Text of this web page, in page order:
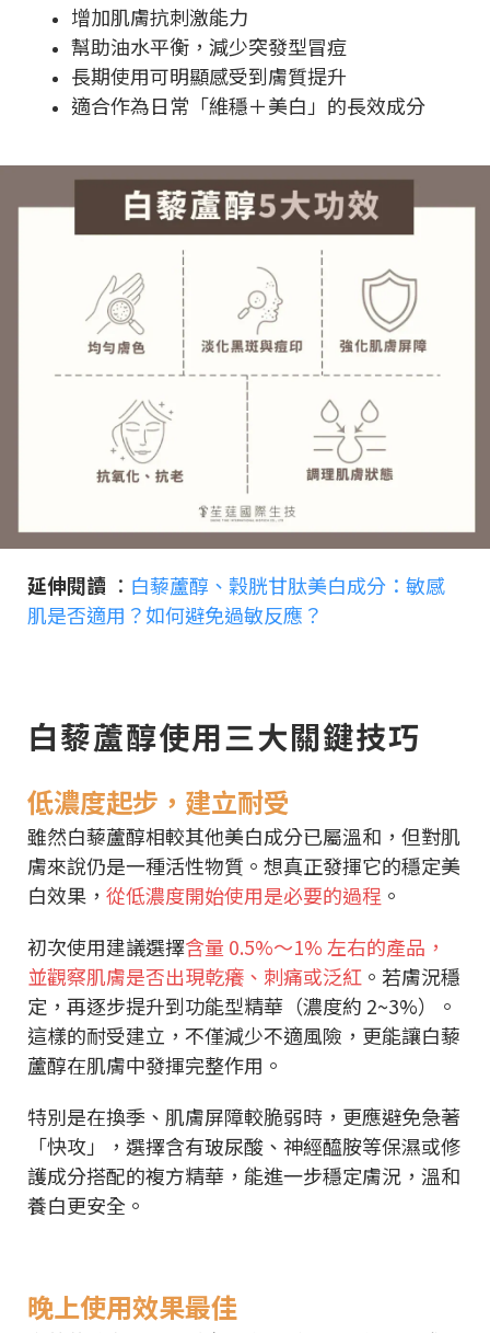
增加肌膚抗刺激能力
幫助油水平衡，減少突發型冒痘
長期使用可明顯感受到膚質提升
適合作為日常「維穩＋美白」的長效成分
延伸閱讀 ： 白藜蘆醇、穀胱甘肽美白成分：敏感
肌是否適用？如何避免過敏反應？
白藜蘆醇使用三大關鍵技巧
低濃度起步，建立耐受
雖然白藜蘆醇相較其他美白成分已屬溫和，但對肌
膚來說仍是一種活性物質。想真正發揮它的穩定美
白效果， 從低濃度開始使用是必要的過程 。
初次使用建議選擇含量 0.5%～1% 左右的產品，
並觀察肌膚是否出現乾癢、刺痛或泛紅 。若膚況穩
定，再逐步提升到功能型精華（濃度約 2~3%）。
這樣的耐受建立，不僅減少不適風險，更能讓白藜
蘆醇在肌膚中發揮完整作用。
特別是在換季、肌膚屏障較脆弱時，更應避免急著
「快攻」，選擇含有玻尿酸、神經醯胺等保濕或修
護成分搭配的複方精華，能進一步穩定膚況，溫和
養白更安全。
晚上使用效果最佳